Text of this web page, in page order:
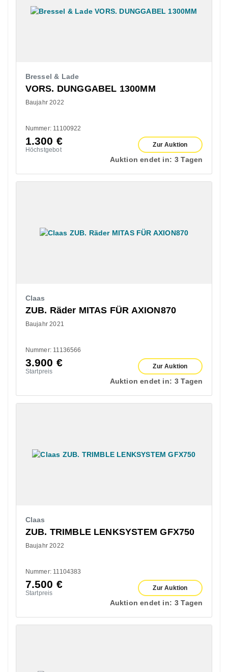
Bressel & Lade
VORS. DUNGGABEL 1300MM
Baujahr 2022
Nummer: 11100922
1.300 €
Höchstgebot
Zur Auktion
Auktion endet in: 3 Tagen
Claas
ZUB. Räder MITAS FÜR AXION870
Baujahr 2021
Nummer: 11136566
3.900 €
Startpreis
Zur Auktion
Auktion endet in: 3 Tagen
Claas
ZUB. TRIMBLE LENKSYSTEM GFX750
Baujahr 2022
Nummer: 11104383
7.500 €
Startpreis
Zur Auktion
Auktion endet in: 3 Tagen